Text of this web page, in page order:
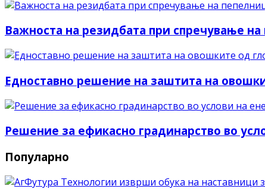
Важноста на резидбата при спречување на
Едноставно решение на заштита на
Решение за ефикасно градинарство во
Популарно